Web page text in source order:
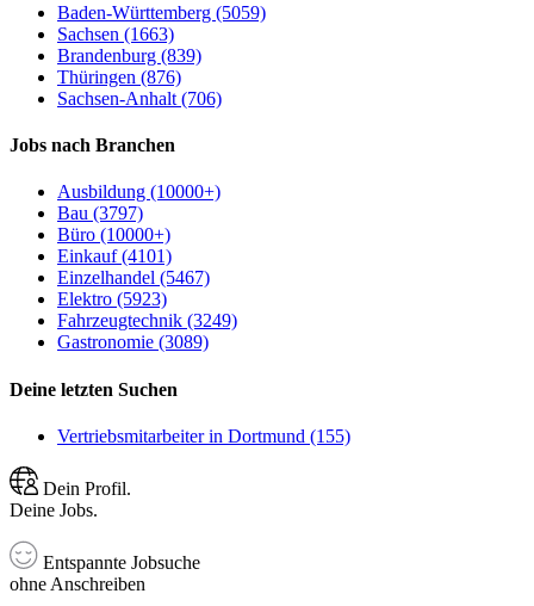
Baden-Württemberg (5059)
Sachsen (1663)
Brandenburg (839)
Thüringen (876)
Sachsen-Anhalt (706)
Jobs nach Branchen
Ausbildung (10000+)
Bau (3797)
Büro (10000+)
Einkauf (4101)
Einzelhandel (5467)
Elektro (5923)
Fahrzeugtechnik (3249)
Gastronomie (3089)
Deine letzten Suchen
Vertriebsmitarbeiter in Dortmund (155)
Dein Profil.
Deine Jobs.
Entspannte Jobsuche
ohne Anschreiben